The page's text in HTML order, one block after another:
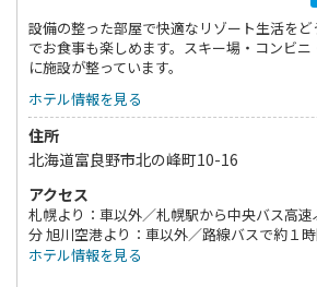
設備の整った部屋で快適なリゾート生活を
でお食事も楽しめます。スキー場・コンビ
に施設が整っています。
ホテル情報を見る
住所
北海道富良野市北の峰町10-16
アクセス
札幌より：車以外／札幌駅から中央バス高
分 旭川空港より：車以外／路線バスで約１
ホテル情報を見る